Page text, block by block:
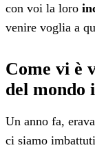
con voi la loro
venire voglia a
Come vi è
del mondo
Un anno fa,
ci siamo